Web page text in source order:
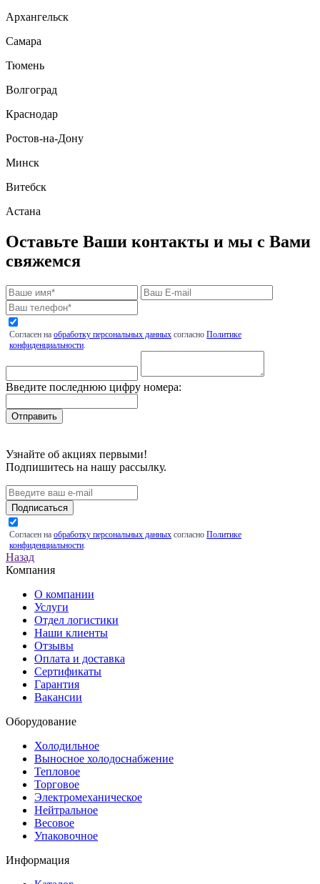
Архангельск
Самара
Тюмень
Волгоград
Краснодар
Ростов-на-Дону
Минск
Витебск
Астана
Оставьте Ваши контакты и мы с Вами
свяжемся
Согласен на обработку персональных данных согласно Политике
конфиденциальности.
Введите последнюю цифру номера:
Узнайте об акциях первыми!
Подпишитесь на нашу рассылку.
Подписаться
Согласен на обработку персональных данных согласно Политике
конфиденциальности.
Назад
Компания
О компании
Услуги
Отдел логистики
Наши клиенты
Отзывы
Оплата и доставка
Сертификаты
Гарантия
Вакансии
Оборудование
Холодильное
Выносное холодоснабжение
Тепловое
Торговое
Электромеханическое
Нейтральное
Весовое
Упаковочное
Информация